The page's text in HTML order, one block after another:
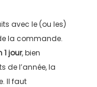
avec le (ou les)
la commande.
1 jour, bien
de l’année, la
Il faut